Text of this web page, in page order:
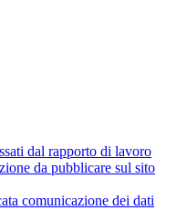
dal rapporto di lavoro
da pubblicare sul sito
comunicazione dei dati